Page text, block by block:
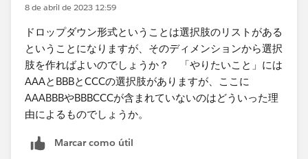
8 de abril de 2023 12:59
ドロップダウン形式ということは選択肢のリストがある
ということになりますが、そのディメンションから選択
肢を作ればよいのでしょうか？ 「やりたいこと」には
AAAとBBBとCCCの選択肢がありますが、ここに
AAABBBやBBBCCCが含まれていないのはどういった理
由によるものでしょうか。​
Marcar como útil